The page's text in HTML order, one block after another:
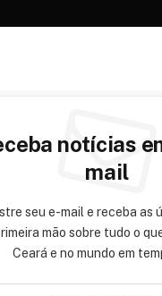
notícias
mail
seu e-mail e receba as
mão sobre tudo o
Ceará e no mundo em